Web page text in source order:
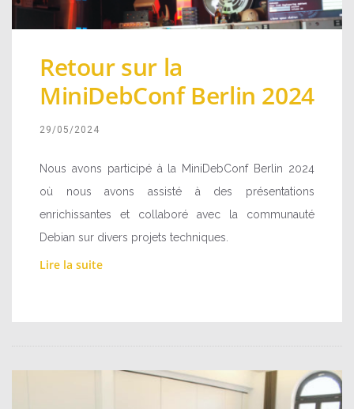
Retour sur la
MiniDebConf Berlin 2024
29/05/2024
Nous avons participé à la MiniDebConf Berlin 2024
où nous avons assisté à des présentations
enrichissantes et collaboré avec la communauté
Debian sur divers projets techniques.
Lire la suite